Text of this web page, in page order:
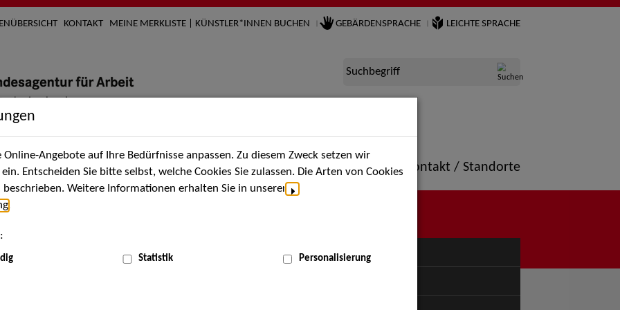
KONTAKT MEINE MERKLISTE | KÜNSTLER*INNEN BUCHEN GEBÄRDENSPRACHE LEICHTE SPRACHE
Suchbegriff
Künstler*innen Über uns Aktuelles Termine Portfolio Kontakt / Standorte
MENÜ
Angebote auf Ihre Bedürfnisse anpassen. Zu diesem Zweck setzen wir
Entscheiden Sie bitte selbst, welche Cookies Sie zulassen. Die Arten von Cookies
Weitere Informationen erhalten Sie in unserer
Statistik Personalisierung